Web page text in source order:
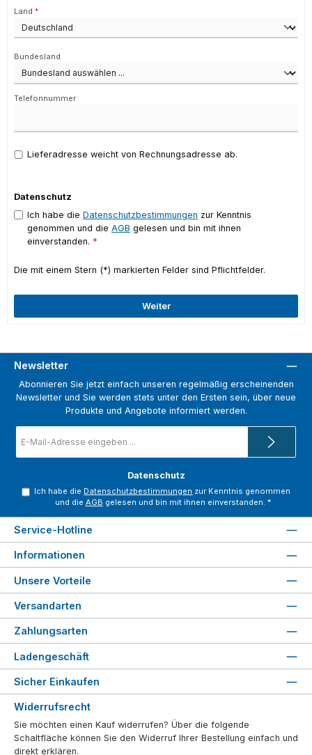
Land *
Bundesland
Telefonnummer
Lieferadresse weicht von Rechnungsadresse ab.
Datenschutz
Ich habe dieDatenschutzbestimmungen zur Kenntnis
genommen und dieAGB gelesen und bin mit ihnen
einverstanden. *
Die mit einem Stern (*) markierten Felder sind Pflichtfelder.
Weiter
Newsletter
Abonnieren Sie jetzt einfach unseren regelmäßig erscheinenden
Newsletter und Sie werden stets unter den Ersten sein, über neue
Produkte und Angebote informiert werden.
Mail-
Adresse
Datenschutz
Ich habe die Datenschutzbestimmungen zur Kenntnis genommen
und die AGB gelesen und bin mit ihnen einverstanden. *
Widerrufsrecht
Sie möchten einen Kauf widerrufen? Über die folgende
Schaltfläche können Sie den Widerruf Ihrer Bestellung einfach und
direkt erklären.
Service-Hotline
Informationen
Unsere Vorteile
Versandarten
Zahlungsarten
Ladengeschäft
Sicher Einkaufen